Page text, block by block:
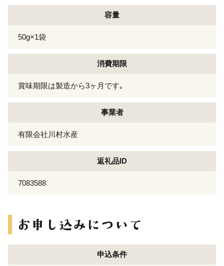
容量
50g×1袋
消費期限
賞味期限は製造から3ヶ月です｡
事業者
有限会社川村水産
返礼品ID
7083588
申込条件